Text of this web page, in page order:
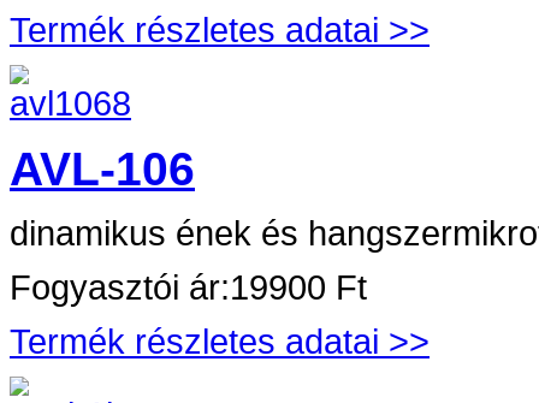
Termék részletes adatai >>
AVL-106
dinamikus ének és
Fogyasztói ár:19900 Ft
Termék részletes adatai >>